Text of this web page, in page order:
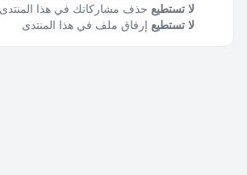
لا تستطيع حذف مشاركاتك في هذا المنتدى
لا تستطيع إرفاق ملف في هذا المنتدى